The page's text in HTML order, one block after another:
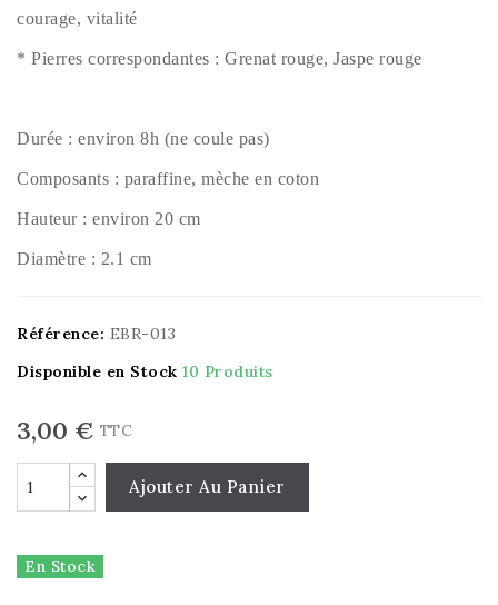
courage, vitalité
* Pierres correspondantes : Grenat rouge, Jaspe rouge
Durée : environ 8h (ne coule pas)
Composants : paraffine, mèche en coton
Hauteur : environ 20 cm
Diamètre : 2.1 cm
Référence: EBR-013
Disponible en Stock 10 Produits
3,00 € TTC
Ajouter Au Panier
En Stock